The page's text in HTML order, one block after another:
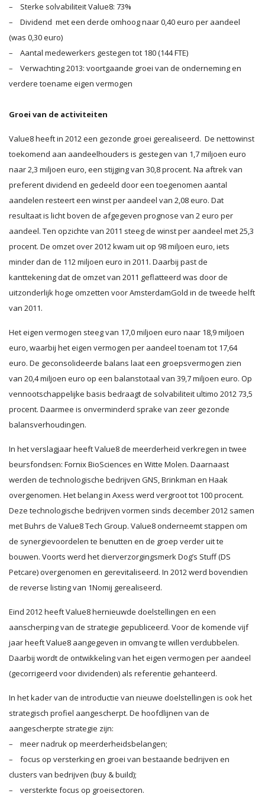
– Sterke solvabiliteit Value8: 73%
– Dividend met een derde omhoog naar 0,40 euro per aandeel
(was 0,30 euro)
– Aantal medewerkers gestegen tot 180 (144 FTE)
– Verwachting 2013: voortgaande groei van de onderneming en
verdere toename eigen vermogen
Groei van de activiteiten
Value8 heeft in 2012 een gezonde groei gerealiseerd. De nettowinst
toekomend aan aandeelhouders is gestegen van 1,7 miljoen euro
naar 2,3 miljoen euro, een stijging van 30,8 procent. Na aftrek van
preferent dividend en gedeeld door een toegenomen aantal
aandelen resteert een winst per aandeel van 2,08 euro. Dat
resultaat is licht boven de afgegeven prognose van 2 euro per
aandeel. Ten opzichte van 2011 steeg de winst per aandeel met 25,3
procent. De omzet over 2012 kwam uit op 98 miljoen euro, iets
minder dan de 112 miljoen euro in 2011. Daarbij past de
kanttekening dat de omzet van 2011 geflatteerd was door de
uitzonderlijk hoge omzetten voor AmsterdamGold in de tweede helft
van 2011.
Het eigen vermogen steeg van 17,0 miljoen euro naar 18,9 miljoen
euro, waarbij het eigen vermogen per aandeel toenam tot 17,64
euro. De geconsolideerde balans laat een groepsvermogen zien
van 20,4 miljoen euro op een balanstotaal van 39,7 miljoen euro. Op
vennootschappelijke basis bedraagt de solvabiliteit ultimo 2012 73,5
procent. Daarmee is onverminderd sprake van zeer gezonde
balansverhoudingen.
In het verslagjaar heeft Value8 de meerderheid verkregen in twee
beursfondsen: Fornix BioSciences en Witte Molen. Daarnaast
werden de technologische bedrijven GNS, Brinkman en Haak
overgenomen. Het belang in Axess werd vergroot tot 100 procent.
Deze technologische bedrijven vormen sinds december 2012 samen
met Buhrs de Value8 Tech Group. Value8 onderneemt stappen om
de synergievoordelen te benutten en de groep verder uit te
bouwen. Voorts werd het dierverzorgingsmerk Dog’s Stuff (DS
Petcare) overgenomen en gerevitaliseerd. In 2012 werd bovendien
de reverse listing van 1Nomij gerealiseerd.
Eind 2012 heeft Value8 hernieuwde doelstellingen en een
aanscherping van de strategie gepubliceerd. Voor de komende vijf
jaar heeft Value8 aangegeven in omvang te willen verdubbelen.
Daarbij wordt de ontwikkeling van het eigen vermogen per aandeel
(gecorrigeerd voor dividenden) als referentie gehanteerd.
In het kader van de introductie van nieuwe doelstellingen is ook het
strategisch profiel aangescherpt. De hoofdlijnen van de
aangescherpte strategie zijn:
– meer nadruk op meerderheidsbelangen;
– focus op versterking en groei van bestaande bedrijven en
clusters van bedrijven (buy & build);
– versterkte focus op groeisectoren.